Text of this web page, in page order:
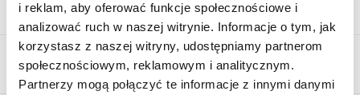
i reklam, aby oferować funkcje społecznościowe i
analizować ruch w naszej witrynie. Informacje o tym, jak
korzystasz z naszej witryny, udostępniamy partnerom
społecznościowym, reklamowym i analitycznym.
Partnerzy mogą połączyć te informacje z innymi danymi
Opis produktu
Surowiec: stal szlachetna.
Kolor surowca: złoty.
Kolor emalii: różowy.
Opinie